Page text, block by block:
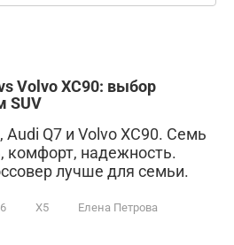
Volvo XC90: выбор
SUV
Audi Q7 и Volvo XC90. Семь
комфорт, надежность.
лучше для семьи.
X5 Елена Петрова